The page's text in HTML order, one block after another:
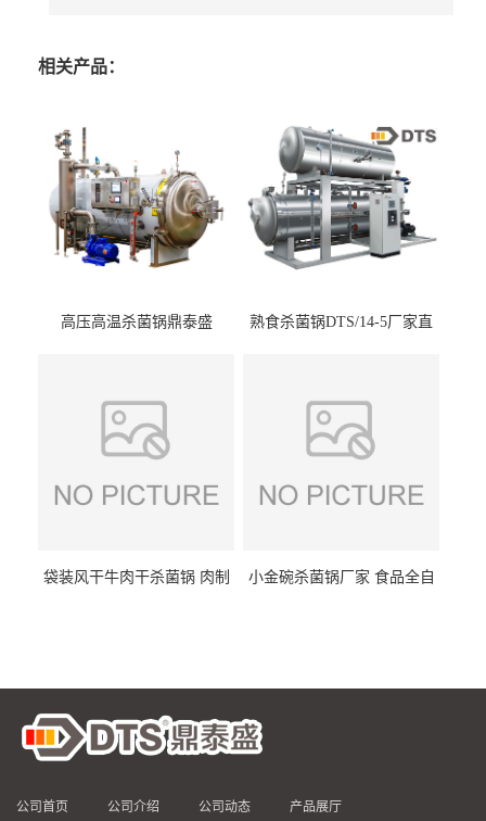
相关产品：
高压高温杀菌锅鼎泰盛
熟食杀菌锅DTS/14-5厂家直
袋装风干牛肉干杀菌锅 肉制
小金碗杀菌锅厂家 食品全自
公司首页 公司介绍 公司动态 产品展厅